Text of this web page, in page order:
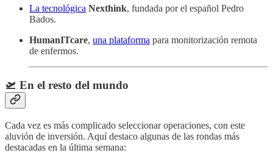
La tecnológica Nexthink, fundada por el español Pedro
Bados.
HumanITcare, una plataforma para monitorización remota
de enfermos.
🛫 En el resto del mundo
Cada vez es más complicado seleccionar operaciones, con este
aluvión de inversión. Aquí destaco algunas de las rondas más
destacadas en la última semana: